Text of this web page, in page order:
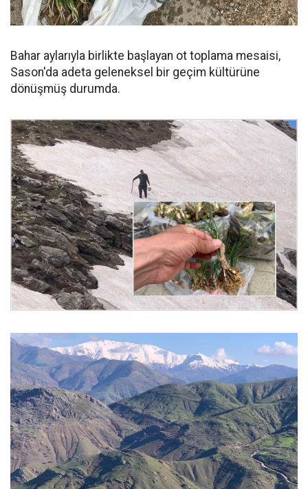
Bahar aylarıyla birlikte başlayan ot toplama mesaisi,
Sason'da adeta geleneksel bir geçim kültürüne
dönüşmüş durumda.